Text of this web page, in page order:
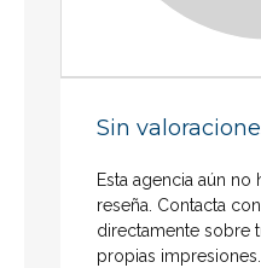
Sin
Esta agencia aún
reseña. Contacta
directamente sobre
propias impresiones.